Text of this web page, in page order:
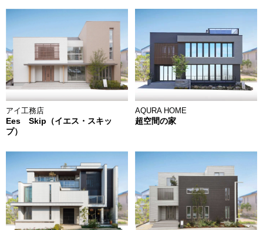
アイ工務店
Ees Skip（イエス・スキッ
プ）
AQURA HOME
超空間の家